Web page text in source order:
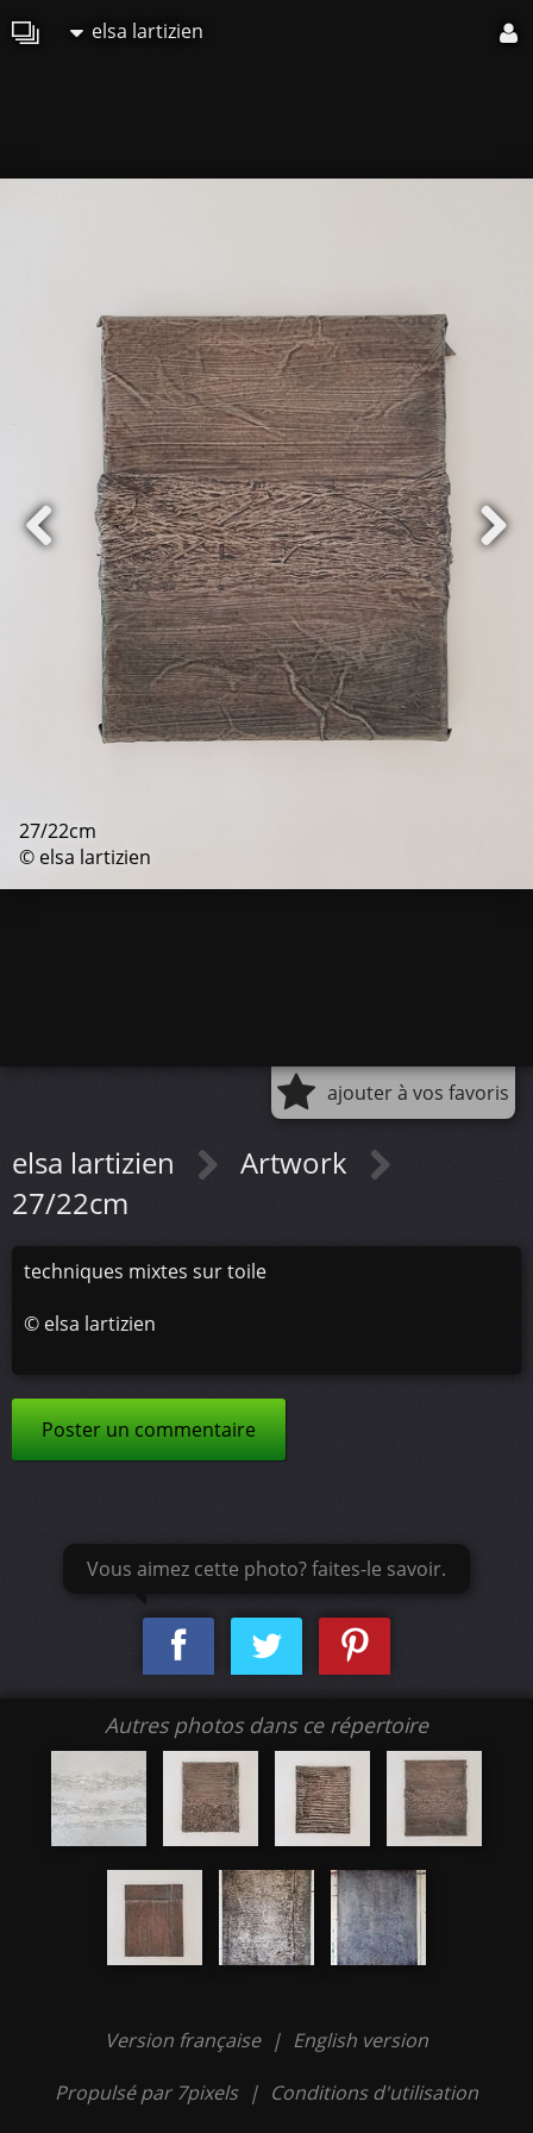
elsa lartizien
27/22cm
© elsa lartizien
ajouter à vos favoris
elsa lartizien
Artwork
27/22cm
techniques mixtes sur toile
© elsa lartizien
Poster un commentaire
Vous aimez cette photo? faites-le savoir.
Autres photos dans ce répertoire
Version française | English version
Propulsé par 7pixels | Conditions d'utilisation